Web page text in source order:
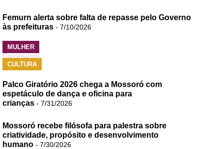
Femurn alerta sobre falta de repasse pelo Governo
às prefeituras - 7/10/2026
MULHER
Carregando...
CULTURA
Palco Giratório 2026 chega a Mossoró com
espetáculo de dança e oficina para
crianças - 7/31/2026
Mossoró recebe filósofa para palestra sobre
criatividade, propósito e desenvolvimento
humano - 7/30/2026